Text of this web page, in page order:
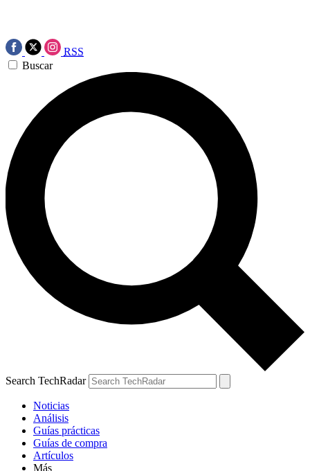
RSS
Buscar
Search TechRadar
Noticias
Análisis
Guías prácticas
Guías de compra
Artículos
Más